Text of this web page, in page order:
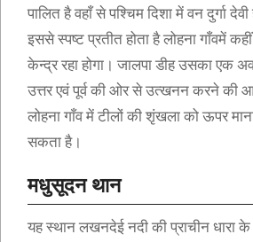
पालित है वहाँ से पश्चिम दिशा में वन दुर्गा देवी
इससे स्पष्ट प्रतीत होता है लोहना गाँवमें
केन्द्र रहा होगा। जालपा डीह उसका एक
उत्तर एवं पूर्व की ओर से उत्खनन करने की
लोहना गाँव में टीलों की शृंखला को ऊपर
सकता है।
मधुसूदन थान
यह स्थान लखनदेई नदी की प्राचीन धारा के